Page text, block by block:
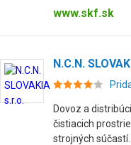
www.skf.sk
N.C.N.
Dovoz a
čistiacich
strojných